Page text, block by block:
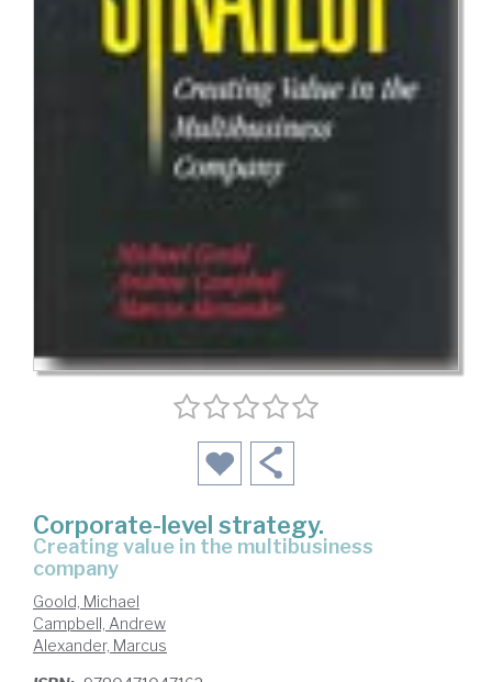
Corporate-level strategy.
Creating value in the multibusiness
company
Goold, Michael
Campbell, Andrew
Alexander, Marcus